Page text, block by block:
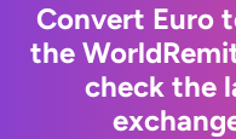
Convert Euro
the
check the